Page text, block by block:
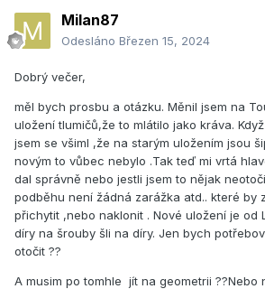
Milan87
Odesláno Březen 15, 2024
Dobrý večer,
měl bych prosbu a otázku. Měnil jsem na
uložení tlumičů,že to mlátilo jako kráva.
jsem se všiml ,že na starým uložením jsou
novým to vůbec nebylo .Tak teď mi vrtá
dal správně nebo jestli jsem to nějak
podběhu není žádná zarážka atd.. které by
přichytit ,nebo naklonit . Nové uložení je od
díry na šrouby šli na díry. Jen bych
otočit ??
A musim po tomhle jít na geometrii ??Nebo